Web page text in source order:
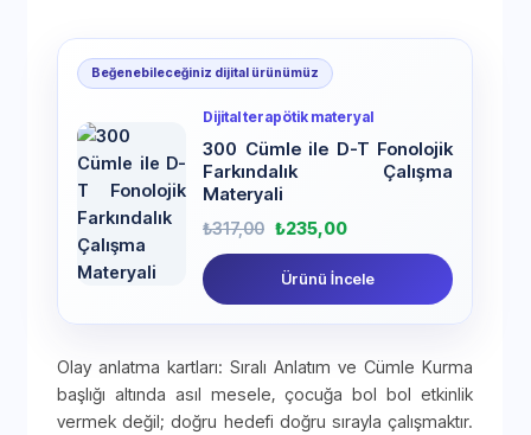
Beğenebileceğiniz dijital ürünümüz
Dijital terapötik materyal
300 Cümle ile D-T Fonolojik
Farkındalık Çalışma
Materyali
₺317,00 ₺235,00
Ürünü İncele
Olay anlatma kartları: Sıralı Anlatım ve Cümle Kurma
başlığı altında asıl mesele, çocuğa bol bol etkinlik
vermek değil; doğru hedefi doğru sırayla çalışmaktır.